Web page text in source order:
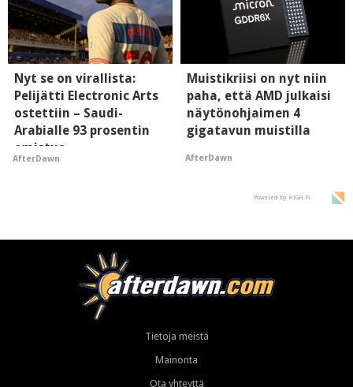
Nyt se on virallista:
Pelijätti Electronic Arts
ostettiin – Saudi-
Arabialle 93 prosentin
omistus
AfterDawn
Muistikriisi on nyt niin
paha, että AMD julkaisi
näytönohjaimen 4
gigatavun muistilla
AfterDawn
Powered by HIGH.FI
Tietoja meistä
Mainonta
Ota yhteyttä